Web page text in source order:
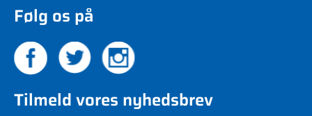
Følg os på